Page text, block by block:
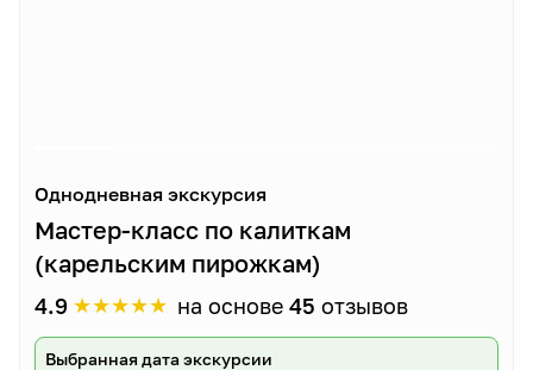
Однодневная экскурсия
Мастер-класс по калиткам
(карельским пирожкам)
4.9 ★★★★★ на основе 45 отзывов
Выбранная дата экскурсии